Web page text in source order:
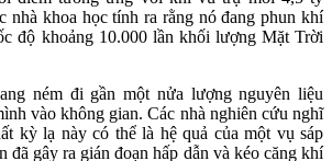
nhà khoa học tính ra rằng nó đang phun khí
độ khoảng 10.000 lần khối lượng Mặt Trời
ném đi gần một nửa lượng nguyên liệu
vào không gian. Các nhà nghiên cứu nghĩ
kỳ lạ này có thể là hệ quả của một vụ sáp
đã gây ra gián đoạn hấp dẫn và kéo căng khí